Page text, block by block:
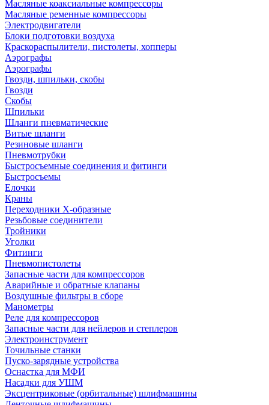
Масляные коаксиальные компрессоры
Масляные ременные компрессоры
Электродвигатели
Блоки подготовки воздуха
Краскораспылители, пистолеты, хопперы
Аэрографы
Аэрографы
Гвозди, шпильки, скобы
Гвозди
Скобы
Шпильки
Шланги пневматические
Витые шланги
Резиновые шланги
Пневмотрубки
Быстросъемные соединения и фитинги
Быстросъемы
Елочки
Краны
Переходники Х-образные
Резьбовые соединители
Тройники
Уголки
Фитинги
Пневмопистолеты
Запасные части для компрессоров
Аварийные и обратные клапаны
Воздушные фильтры в сборе
Манометры
Реле для компрессоров
Запасные части для нейлеров и степлеров
Электроинструмент
Точильные станки
Пуско-зарядные устройства
Оснастка для МФИ
Насадки для УШМ
Эксцентриковые (орбитальные) шлифмашины